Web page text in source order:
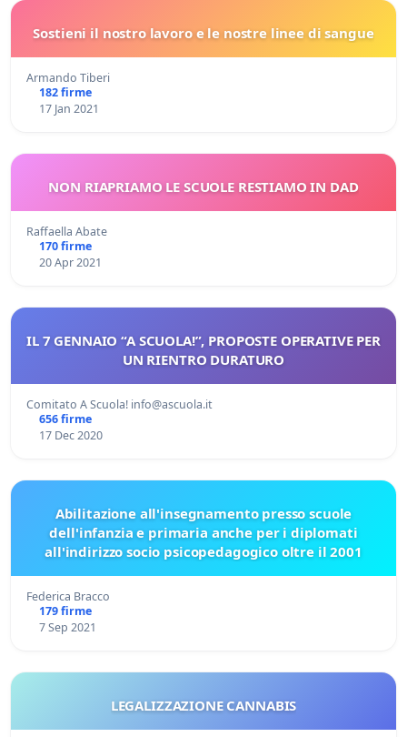
Sostieni il nostro lavoro e le nostre linee di sangue
Armando Tiberi
182 firme
17 Jan 2021
NON RIAPRIAMO LE SCUOLE RESTIAMO IN DAD
Raffaella Abate
170 firme
20 Apr 2021
IL 7 GENNAIO “A SCUOLA!”, PROPOSTE OPERATIVE PER
UN RIENTRO DURATURO
Comitato A Scuola! info@ascuola.it
656 firme
17 Dec 2020
Abilitazione all'insegnamento presso scuole
dell'infanzia e primaria anche per i diplomati
all'indirizzo socio psicopedagogico oltre il 2001
Federica Bracco
179 firme
7 Sep 2021
LEGALIZZAZIONE CANNABIS